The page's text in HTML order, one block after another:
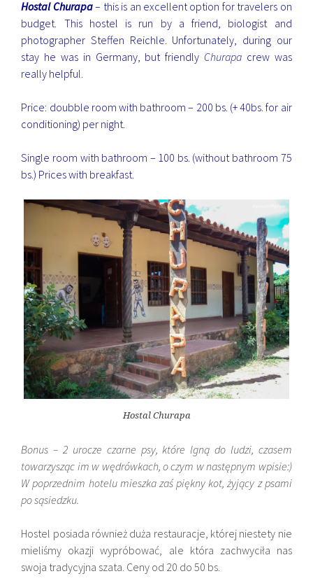
Hostal Churapa– this is an excellent option for travelers on
budget. This hostel is run by a friend, biologist and
photographerSteffen Reichle. Unfortunately, during our
stay he was in Germany, but friendly Churapa crew was
really helpful.
Price: doubble room with bathroom – 200 bs. (+ 40bs. for air
conditioning) per night.
Single room with bathroom – 100 bs. (without bathroom 75
bs.) Prices with breakfast.
Hostal Churapa
Bonus – 2 urocze czarne psy, które lgną do ludzi, czasem
towarzysząc im w wędrówkach, o czym w następnym wpisie:)
W poprzednim hotelu mieszka zaś piękny kot, żyjący z psami
po sąsiedzku.
Hostel posiada również duża restauracje, której niestety nie
mieliśmy okazji wypróbować, ale która zachwyciła nas
swoja tradycyjna szata. Ceny od 20 do 50 bs.